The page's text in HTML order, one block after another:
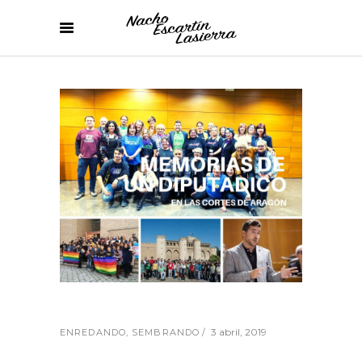
ENREDANDO, SEMBRANDO 3 abril, 2019